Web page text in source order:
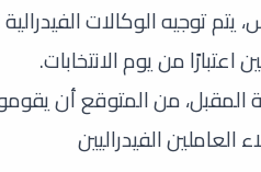
يتم توجيه الوكالات
اعتبارًا من يوم الانتخابات.
من المتوقع أن
الفيدراليين